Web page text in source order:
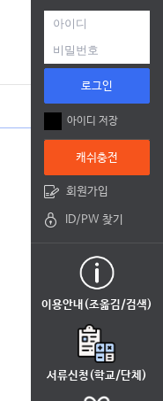
로그인
아이디 저장
캐쉬충전
회원가입
ID/PW 찾기
이용안내(조옮김/검색)
서류신청(학교/단체)